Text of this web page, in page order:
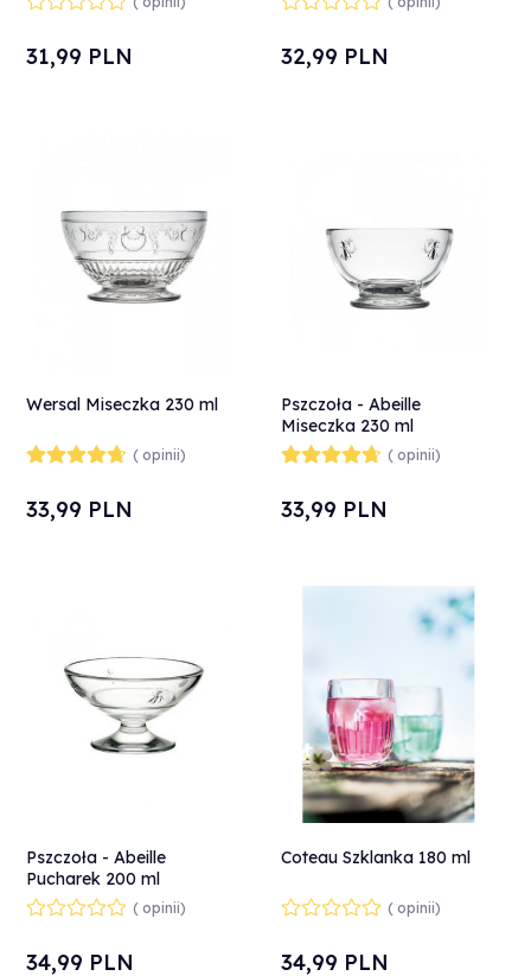
31,99 PLN 32,99 PLN
Wersal Miseczka 230 ml
( opinii)
33,99 PLN
Pszczoła - Abeille
Miseczka 230 ml
( opinii)
33,99 PLN
Pszczoła - Abeille
Pucharek 200 ml
( opinii)
34,99 PLN
Coteau Szklanka 180 ml
( opinii)
34,99 PLN